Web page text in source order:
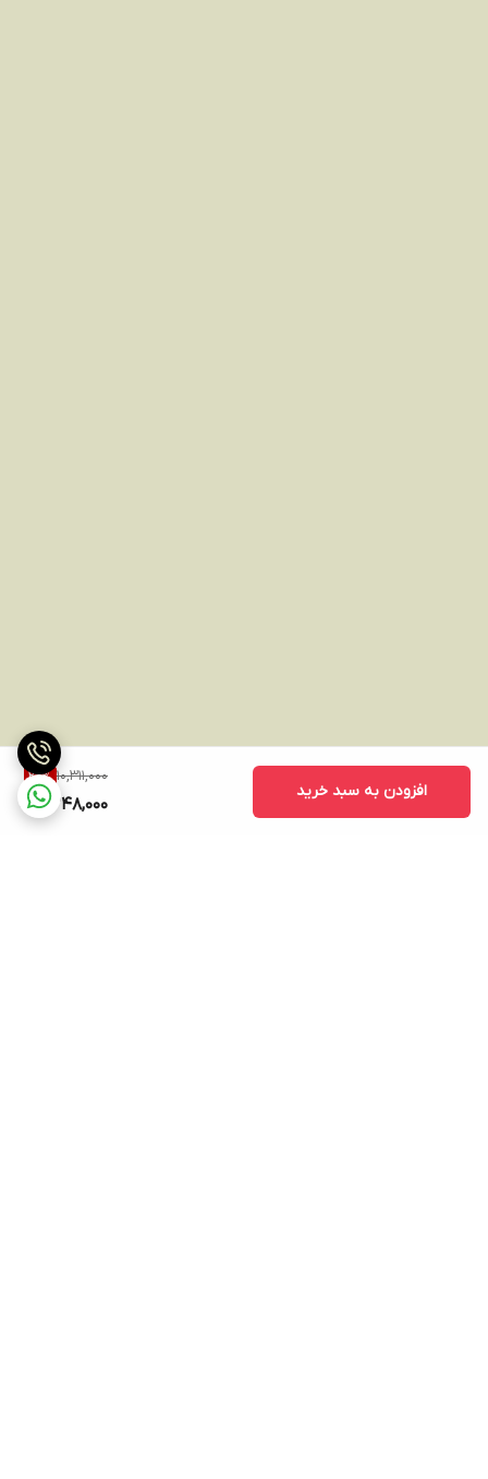
10,311,000
20%
8,248,000
افزودن به سبد خرید